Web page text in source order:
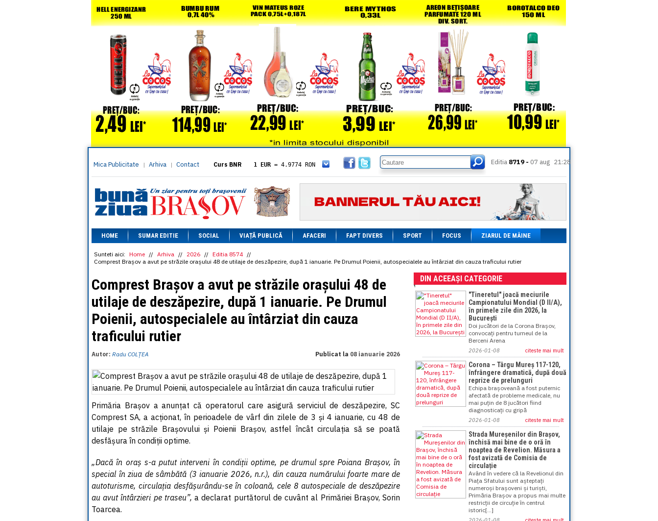
Mica Publicitate | Arhiva | Contact Curs BNR 1 EUR = 4.9774 RON
= 5.8304 RON
1 XAU= 464.4611 RON
1 AED= 1.1933 RON
1 AUD= 2.7957 RON
1 BGN= 2.5449 RON
1 CAD= 3.1559 RON
1 CHF= 5.2813 RON
1 CZK= 0.1993 RON
1 EGP
= 0.0860 RON
1 HUF = 1.2223 RON
1 INR = 0.0513 RON
1 JPY = 3.0556 RON
1 KRW = 0.3047 RON
1 MDL = 0.2538 RON
1 RSD= 0.0425 RON
1 RUB= 0.0530 RON
1 SEK= 0.4526 RON
1 TRY= 0.1141 RON
1 UAH = 0.1048 RON
= 5.9383 RON
1 ZAR= 0.2318 RON
Editia 8719 - 07 aug 21:28
HOME SUMAR EDITIE SOCIAL VIAȚĂ PUBLICĂ AFACERI FAPT DIVERS SPORT FOCUS ZIARUL DE MÂINE
Sunteti aici: Home // Arhiva // 2026 // Editia 8574 //
Comprest Brașov a avut pe străzile orașului 48 de utilaje de deszăpezire, după 1 ianuarie. Pe Drumul Poienii, autospecialele au întârziat din cauza traficului rutier
Comprest Brașov a avut pe străzile orașului 48 de
utilaje de deszăpezire, după 1 ianuarie. Pe Drumul
Poienii, autospecialele au întârziat din cauza
traficului rutier
Autor: Radu COLȚEA Publicat la 08 ianuarie 2026
Primăria Brașov a anunțat că operatorul care asigură serviciul de deszăpezire, SC
Comprest SA, a acționat, în perioadele de vârf din zilele de 3 și 4 ianuarie, cu 48 de
utilaje pe străzile Brașovului și Poienii Brașov, astfel încât circulația să se poată
desfășura în condiții optime.
„Dacă în oraș s-a putut interveni în condiții optime, pe drumul spre Poiana Brașov, în
special în ziua de sâmbătă (3 ianuarie 2026, n.r.), din cauza numărului foarte mare de
autoturisme, circulația desfășurându-se în coloană, cele 8 autospeciale de deszăpezire
au avut întârzieri pe traseu”, a declarat purtătorul de cuvânt al Primăriei Brașov, Sorin
Toarcea.
DIN ACEEAȘI CATEGORIE
"Tineretul" joacă meciurile
Campionatului Mondial (D II/A),
în primele zile din 2026, la
București
Doi jucători de la Corona Brașov,
convocați pentru turneul de la
Berceni Arena
2026-01-08 citeste mai mult
Corona – Târgu Mureș 117-120,
înfrângere dramatică, după două
reprize de prelunguri
Echipa brașoveană a fost puternic
afectată de probleme medicale, nu
mai puțin de 8 jucători fiind
diagnosticați cu gripă
2026-01-08 citeste mai mult
Strada Mureșenilor din Brașov,
închisă mai bine de o oră în
noaptea de Revelion. Măsura a
fost avizată de Comisia de
circulație
Având în vedere că la Revelionul din
Piața Sfatului sunt așteptați
numeroși brașoveni și turiști,
Primăria Brașov a propus mai multe
restricții de circuție în centrul
istoric[...]